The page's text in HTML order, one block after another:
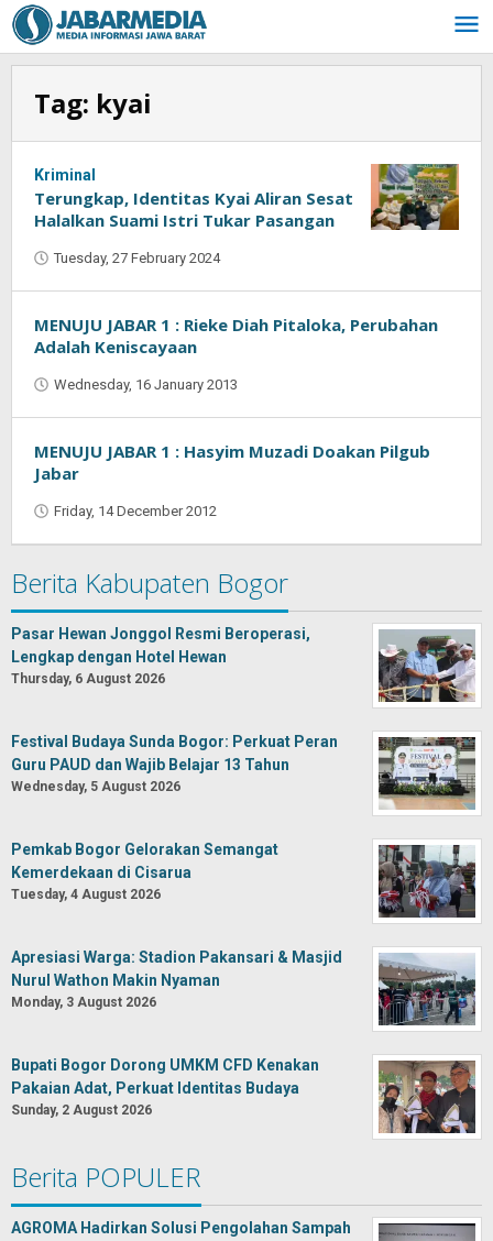
Skip
to
content
Tag: kyai
Kriminal
Terungkap, Identitas Kyai Aliran Sesat
Halalkan Suami Istri Tukar Pasangan
Tuesday, 27 February 2024
MENUJU JABAR 1 : Rieke Diah Pitaloka, Perubahan
Adalah Keniscayaan
Wednesday, 16 January 2013
MENUJU JABAR 1 : Hasyim Muzadi Doakan Pilgub
Jabar
Friday, 14 December 2012
Berita Kabupaten Bogor
Pasar Hewan Jonggol Resmi Beroperasi,
Lengkap dengan Hotel Hewan
Thursday, 6 August 2026
Festival Budaya Sunda Bogor: Perkuat Peran
Guru PAUD dan Wajib Belajar 13 Tahun
Wednesday, 5 August 2026
Pemkab Bogor Gelorakan Semangat
Kemerdekaan di Cisarua
Tuesday, 4 August 2026
Apresiasi Warga: Stadion Pakansari & Masjid
Nurul Wathon Makin Nyaman
Monday, 3 August 2026
Bupati Bogor Dorong UMKM CFD Kenakan
Pakaian Adat, Perkuat Identitas Budaya
Sunday, 2 August 2026
Berita POPULER
AGROMA Hadirkan Solusi Pengolahan Sampah